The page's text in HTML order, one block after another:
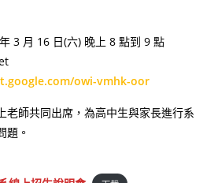
3 月 16 日(六) 晚上 8 點到 9 點
owi-vmhk-oor
老師共同出席，為高中生與家長進行系
題。